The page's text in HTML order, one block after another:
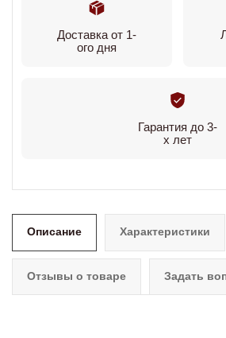
Доставка от 1-
ого дня
Гарантия до 3-
х лет
Описание Характеристики
Отзывы о товаре Задать